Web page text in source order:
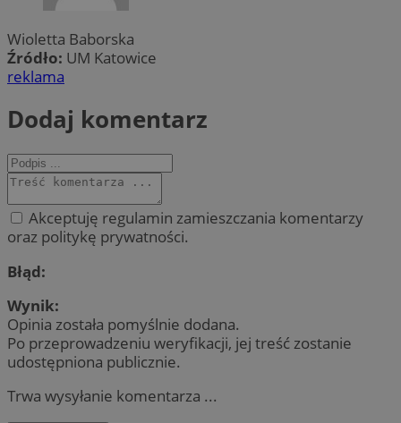
Wioletta Baborska
Źródło: UM Katowice
reklama
Dodaj komentarz
Akceptuję regulamin zamieszczania komentarzy
oraz politykę prywatności.
Błąd:
Wynik:
Opinia została pomyślnie dodana.
Po przeprowadzeniu weryfikacji, jej treść zostanie
udostępniona publicznie.
Trwa wysyłanie komentarza ...